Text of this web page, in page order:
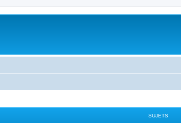
SUJETS